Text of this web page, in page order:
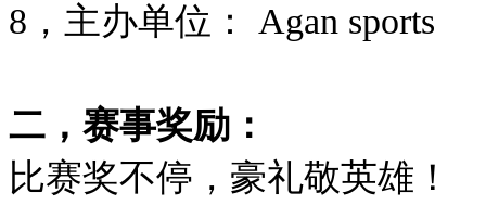
8，主办单位： Agan sports
二，赛事奖励：
比赛奖不停，豪礼敬英雄！